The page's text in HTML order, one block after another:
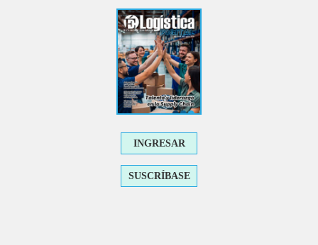
INGRESAR
SUSCRÍBASE